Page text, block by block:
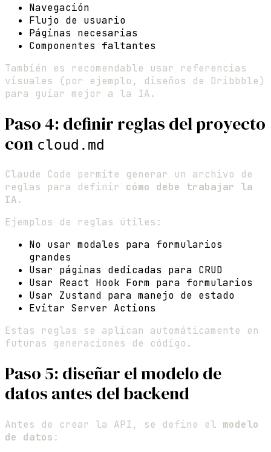
Navegación
Flujo de usuario
Páginas necesarias
Componentes faltantes
También es recomendable usar referencias
visuales (por ejemplo, diseños de Dribbble)
para guiar mejor a la IA.
Paso 4: definir reglas del proyecto
con cloud.md
Claude Code permite generar un archivo de
reglas para definir cómo debe trabajar la
IA.
Ejemplos de reglas útiles:
No usar modales para formularios
grandes
Usar páginas dedicadas para CRUD
Usar React Hook Form para formularios
Usar Zustand para manejo de estado
Evitar Server Actions
Estas reglas se aplican automáticamente en
futuras generaciones de código.
Paso 5: diseñar el modelo de
datos antes del backend
Antes de crear la API, se define el modelo
de datos :